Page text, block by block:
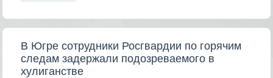
В Югре сотрудники Росгвардии по горячим
следам задержали подозреваемого в
хулиганстве